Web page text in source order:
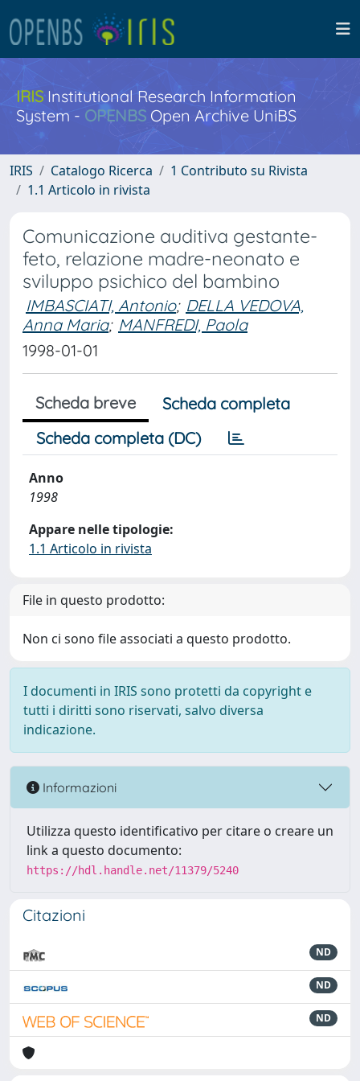
IRISInstitutional Research Information
System - OPENBS Open Archive UniBS
IRIS Catalogo Ricerca
1 Contributo su Rivista
1.1 Articolo in rivista
Comunicazione auditiva gestante-
feto, relazione madre-neonato e
sviluppo psichico del bambino
IMBASCIATI, Antonio; DELLA VEDOVA,
Anna Maria; MANFREDI, Paola
1998-01-01
Scheda breve
Scheda completa
Scheda completa (DC)
Anno
1998
Appare nelle tipologie:
1.1 Articolo in rivista
File in questo prodotto:
Non ci sono file associati a questo prodotto.
I documenti in IRIS sono protetti da copyright e
tutti i diritti sono riservati, salvo diversa
indicazione.
Informazioni
Utilizza questo identificativo per citare o creare un
link a questo documento:
https://hdl.handle.net/11379/5240
Citazioni
ND
ND
ND